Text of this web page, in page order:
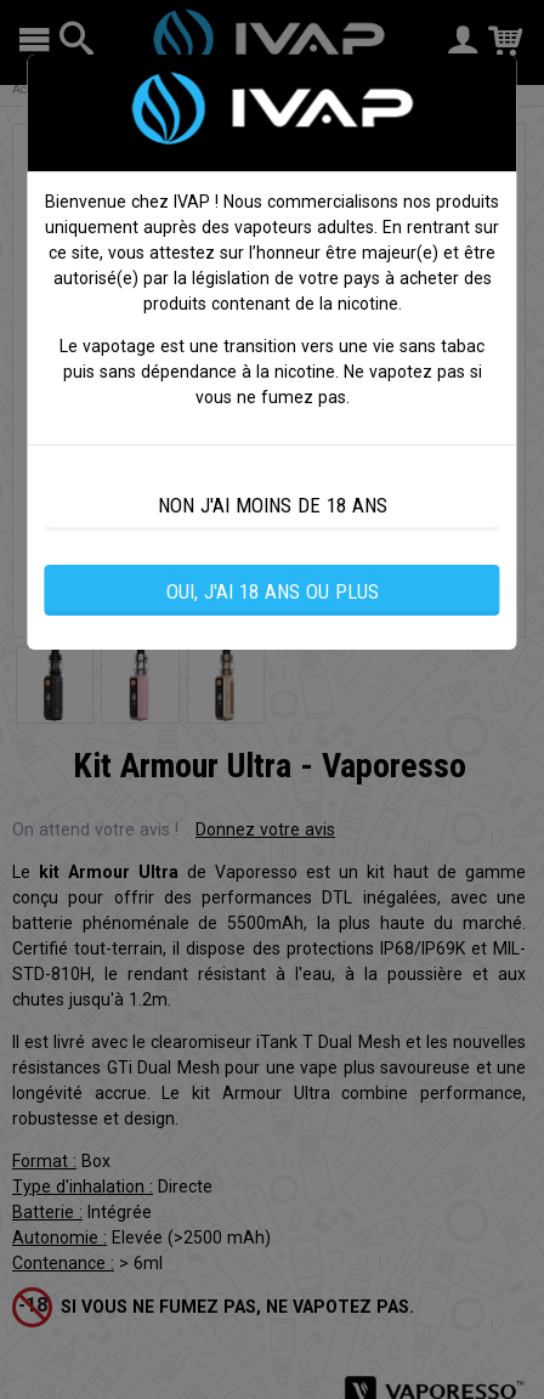
Accueil Cigarettes électroniques Tous nos packs Kit confirmés - tirage aérien
Armour Ultra - Vaporesso
Kit Armour Ultra - Vaporesso
On attend votre avis ! Donnez votre avis
Le kit Armour Ultra de Vaporesso est un kit haut de gamme
conçu pour offrir des performances DTL inégalées, avec une
batterie phénoménale de 5500mAh, la plus haute du marché.
Certifié tout-terrain, il dispose des protections IP68/IP69K et MIL-
STD-810H, le rendant résistant à l'eau, à la poussière et aux
chutes jusqu'à 1.2m.
Il est livré avec le clearomiseur iTank T Dual Mesh et les nouvelles
résistances GTi Dual Mesh pour une vape plus savoureuse et une
longévité accrue. Le kit Armour Ultra combine performance,
robustesse et design.
Format : Box
Type d'inhalation : Directe
Batterie : Intégrée
Autonomie : Elevée (>2500 mAh)
Contenance : > 6ml
SI VOUS NE FUMEZ PAS, NE VAPOTEZ PAS.
Bienvenue chez IVAP ! Nous commercialisons nos produits
uniquement auprès des vapoteurs adultes. En rentrant sur
ce site, vous attestez sur l’honneur être majeur(e) et être
autorisé(e) par la législation de votre pays à acheter des
produits contenant de la nicotine.
Le vapotage est une transition vers une vie sans tabac
puis sans dépendance à la nicotine. Ne vapotez pas si
vous ne fumez pas.
NON J'AI MOINS DE 18 ANS
OUI, J'AI 18 ANS OU PLUS